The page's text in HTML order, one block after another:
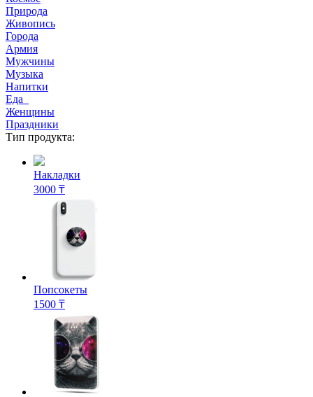
Природа
Живопись
Города
Армия
Мужчины
Музыка
Напитки
Еда
Женщины
Праздники
Тип продукта:
Накладки
3000 ₸
Попсокеты
1500 ₸